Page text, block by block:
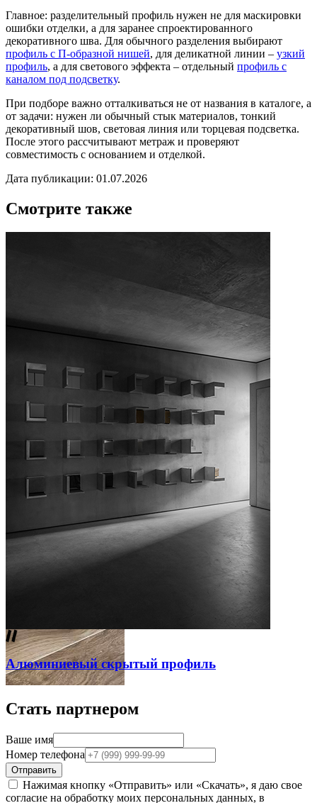
Главное: разделительный профиль нужен не для маскировки
ошибки отделки, а для заранее спроектированного
декоративного шва. Для обычного разделения выбирают
профиль с П-образной нишей, для деликатной линии – узкий
профиль, а для светового эффекта – отдельный профиль с
каналом под подсветку.
При подборе важно отталкиваться не от названия в каталоге, а
от задачи: нужен ли обычный стык материалов, тонкий
декоративный шов, световая линия или торцевая подсветка.
После этого рассчитывают метраж и проверяют
совместимость с основанием и отделкой.
Дата публикации: 01.07.2026
Смотрите также
Алюминиевый скрытый профиль
Стать партнером
Ваше имя
Номер телефона
Отправить
Нажимая кнопку «Отправить» или «Скачать», я даю свое
согласие на обработку моих персональных данных, в